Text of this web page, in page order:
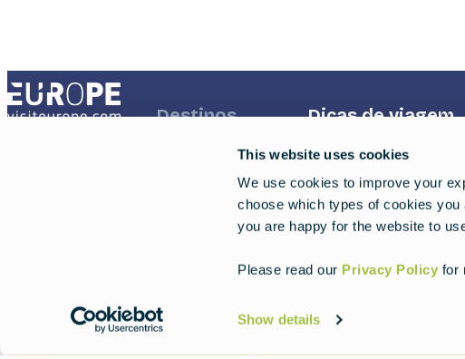
This website uses cookies
We use cookies to improve your
choose which types of cookies you
you are happy for the website to
Please read our Privacy Policy for
Show details
FooterDestinos
Regiões
Experiências
FooterDicas de viagem
Viagens